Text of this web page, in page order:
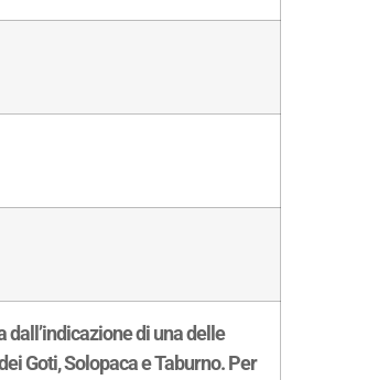
dall’indicazione di una delle
Goti, Solopaca e Taburno. Per